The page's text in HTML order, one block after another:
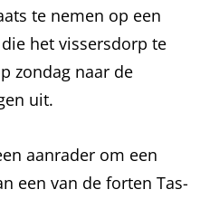
te nemen op een
het vissersdorp te
zondag naar de
uit.
aanrader om een
een van de forten Tas-